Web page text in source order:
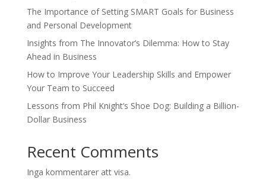
The Importance of Setting SMART Goals for Business
and Personal Development
Insights from The Innovator’s Dilemma: How to Stay
Ahead in Business
How to Improve Your Leadership Skills and Empower
Your Team to Succeed
Lessons from Phil Knight’s Shoe Dog: Building a Billion-
Dollar Business
Recent Comments
Inga kommentarer att visa.